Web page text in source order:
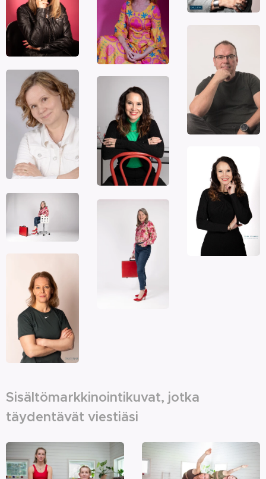
Sisältömarkkinointikuvat, jotka
täydentävät viestiäsi